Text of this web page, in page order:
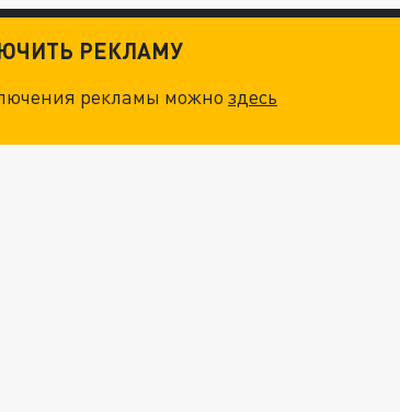
РЕКЛАМУ
рекламы можноздесь